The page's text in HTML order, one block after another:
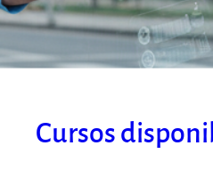
Cursos